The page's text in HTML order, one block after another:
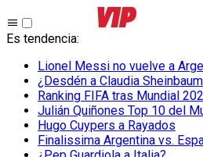
Es tendencia:
Lionel Messi no vuelve a
¿Desdén a Claudia
Ranking FIFA tras Mundial
Julián Quiñones Top 10 del
Hugo Cuypers a Rayados
Finalissima Argentina vs.